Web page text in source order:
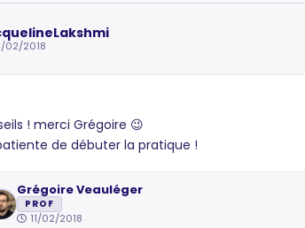
02/2018
! merci Grégoire 😉
de débuter la pratique !
Grégoire Veauléger
PROF
11/02/2018